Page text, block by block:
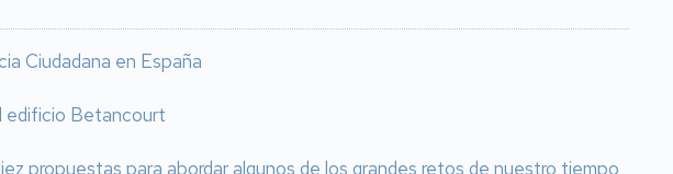
Ciudadana en España
edificio Betancourt
propuestas para abordar algunos de los grandes retos de nuestro tiempo